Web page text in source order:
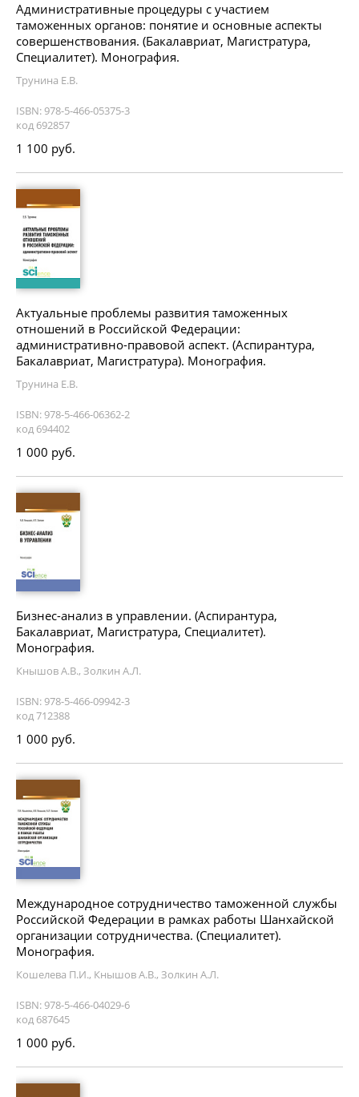
Административные процедуры с участием
таможенных органов: понятие и основные аспекты
совершенствования. (Бакалавриат, Магистратура,
Специалитет). Монография.
Трунина Е.В.
ISBN: 978-5-466-05375-3
код 692857
1 100 руб.
Актуальные проблемы развития таможенных
отношений в Российской Федерации:
административно-правовой аспект. (Аспирантура,
Бакалавриат, Магистратура). Монография.
Трунина Е.В.
ISBN: 978-5-466-06362-2
код 694402
1 000 руб.
Бизнес-анализ в управлении. (Аспирантура,
Бакалавриат, Магистратура, Специалитет).
Монография.
Кнышов А.В., Золкин А.Л.
ISBN: 978-5-466-09942-3
код 712388
1 000 руб.
Международное сотрудничество таможенной службы
Российской Федерации в рамках работы Шанхайской
организации сотрудничества. (Специалитет).
Монография.
Кошелева П.И., Кнышов А.В., Золкин А.Л.
ISBN: 978-5-466-04029-6
код 687645
1 000 руб.